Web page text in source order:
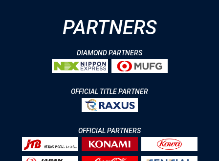
PARTNERS
DIAMOND PARTNERS
OFFICIAL TITLE PARTNER
OFFICIAL PARTNERS